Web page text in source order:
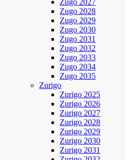
Zugo 2027
Zugo 2028
Zugo 2029
Zugo 2030
Zugo 2031
Zugo 2032
Zugo 2033
Zugo 2034
Zugo 2035
Zurigo
Zurigo 2025
Zurigo 2026
Zurigo 2027
Zurigo 2028
Zurigo 2029
Zurigo 2030
Zurigo 2031